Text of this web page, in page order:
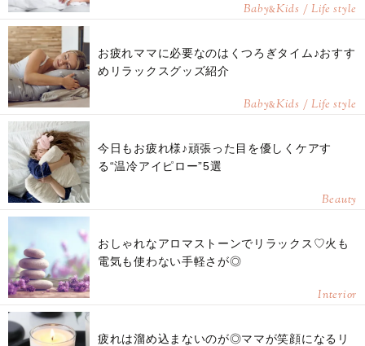
Baby&Kids / Life style
お疲れママに必要なのはくつろぎタイム♪おすす
めリラックスグッズ紹介
Baby&Kids / Life style
今日もお疲れ様♪頑張った目を優しくケアす
る“温冷アイピロー”5選
Beauty
おしゃれなアロマストーンでリラックス♡火も
電気も使わない手軽さが◎
Interior
疲れは溜め込まないのが◎ママが笑顔になるリ